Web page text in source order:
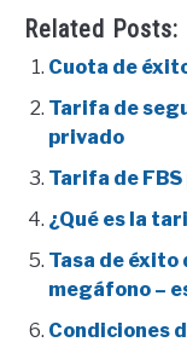
Related Posts:
Cuota de
Tarifa de
privado
Tarifa de
¿Qué es la
Tasa de
megáfono –
Condiciones